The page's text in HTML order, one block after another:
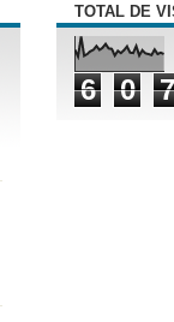
TOTAL DE
6 0 7